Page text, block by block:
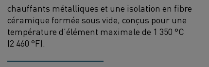
chauffants métalliques et une isolation en fibre
céramique formée sous vide, conçus pour une
température d'élément maximale de 1 350 °C
(2 460 °F).